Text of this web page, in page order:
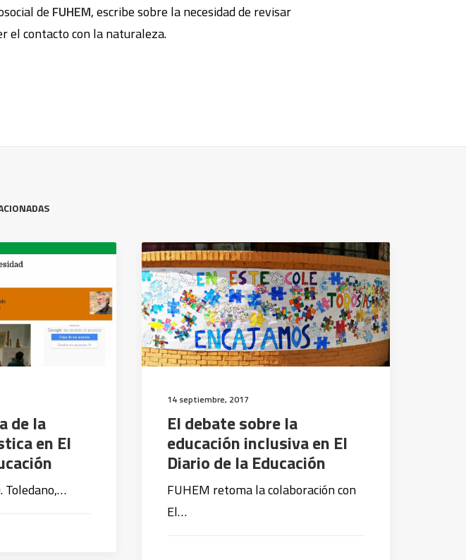
de FUHEM, escribe sobre la necesidad de revisar
el contacto con la naturaleza.
de la
en El
Toledano,…
14 septiembre, 2017
El debate sobre la
educación inclusiva en El
Diario de la Educación
FUHEM retoma la colaboración con
El…